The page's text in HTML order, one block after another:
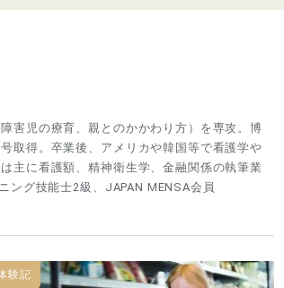
害児の療育、親とのかかわり方）を専攻。博
取得。卒業後、アメリカや韓国等で看護学や
主に看護額、精神衛生学、金融関係の執筆業
ング技能士2級、JAPAN MENSA会員
験記